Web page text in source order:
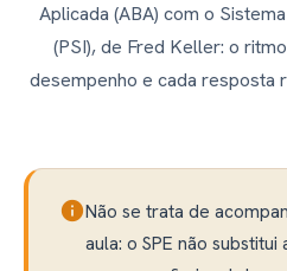
Aplicada (ABA) com o
(PSI), de Fred Keller: o
desempenho e cada resposta
infoNão se trata de
aula: o SPE não